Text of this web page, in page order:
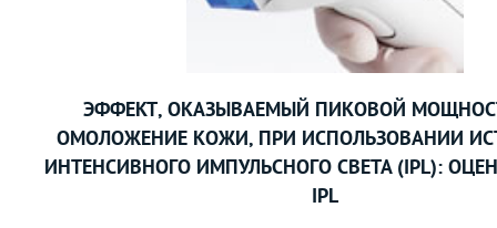
ЭФФЕКТ, ОКАЗЫВАЕМЫЙ ПИКОВОЙ
ОМОЛОЖЕНИЕ КОЖИ, ПРИ ИСПОЛЬЗОВАНИИ
ИНТЕНСИВНОГО ИМПУЛЬСНОГО СВЕТА (IPL):
IPL